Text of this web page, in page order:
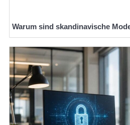
Warum sind skandinavische